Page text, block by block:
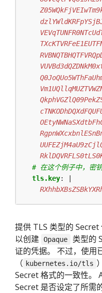
# 在这个例子中，密
tls.key:
提供 TLS 类型的
以创建 Opaque
类型的
证的凭据。 不过，使用
（ kubernetes.io/tls
Secret 格式的一致性。
Secret 是否设定了所需